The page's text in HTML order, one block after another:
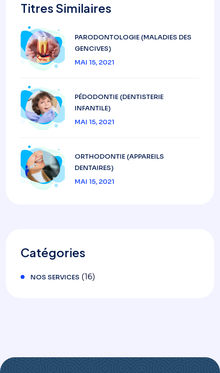
Titres Similaires
PARODONTOLOGIE (MALADIES DES
GENCIVES)
MAI 15, 2021
PÉDODONTIE (DENTISTERIE
INFANTILE)
MAI 15, 2021
ORTHODONTIE (APPAREILS
DENTAIRES)
MAI 15, 2021
Catégories
NOS SERVICES (16)